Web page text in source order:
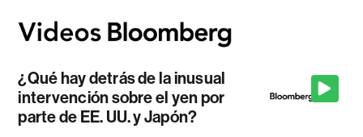
¿Qué hay detrás de la inusual
intervención sobre el yen por
parte de EE. UU. y Japón?